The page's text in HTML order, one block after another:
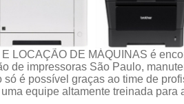
LOCAÇÃO DE MÁQUINAS é
de impressoras São Paulo,
é possível graças ao time de
equipe altamente treinada para